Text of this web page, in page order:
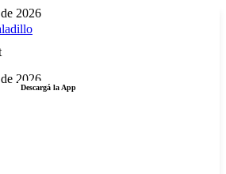
2026
2026
Descargá la App